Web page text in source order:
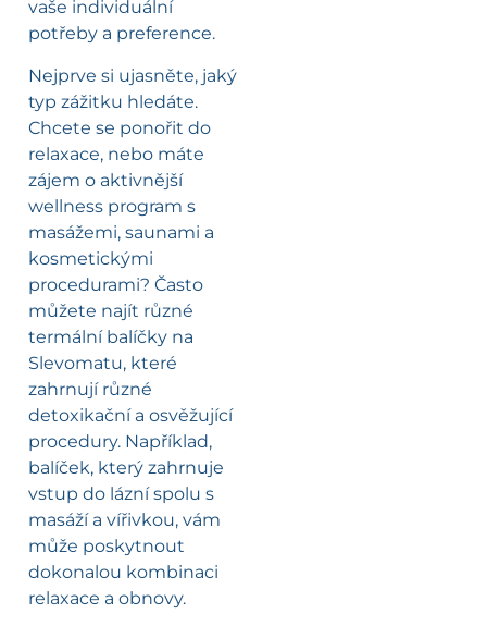
vaše individuální
potřeby a preference.
Nejprve si ujasněte, jaký
typ zážitku hledáte.
Chcete se ponořit do
relaxace, nebo máte
zájem o aktivnější
wellness program s
masážemi, saunami a
kosmetickými
procedurami? Často
můžete najít různé
termální balíčky na
Slevomatu, které
zahrnují různé
detoxikační a osvěžující
procedury. Například,
balíček, který zahrnuje
vstup do lázní spolu s
masáží a vířivkou, vám
může poskytnout
dokonalou kombinaci
relaxace a obnovy.